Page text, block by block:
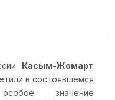
Касым-Жомарт
в состоявшемся
значение